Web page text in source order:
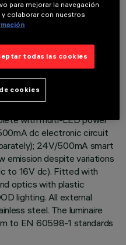
use monochrome LED
Consists of a body and
separately). Extruded
end caps complete with
acrylic paint with a high
The top of the
with multi-LED power
dc electronic circuit
24V/500mA smart
emission despite variations
to 16V dc). Fitted with
optics with plastic
lighting. All external
steel. The luminaire
to EN 60598-1 standards
para mejorar la navegación
colaborar con nuestros
todas las cookies
cookies